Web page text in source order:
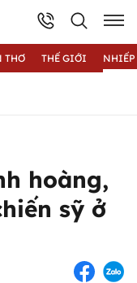
THƠ THẾ GIỚI
hoàng,
sỹ ở